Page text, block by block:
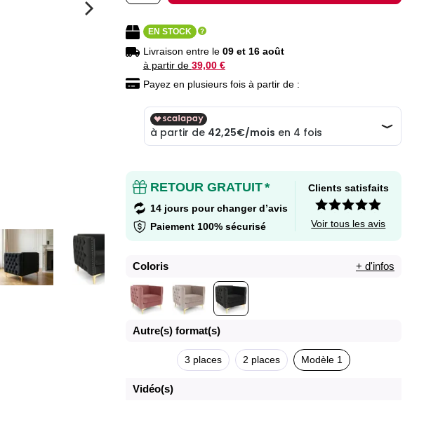
EN STOCK
Livraison entre le 09 et 16 août
à partir de 39,00 €
Payez en plusieurs fois à partir de :
RETOUR GRATUIT*
14 jours pour changer d’avis
Paiement 100% sécurisé
Clients satisfaits
Voir tous les avis
Coloris + d'infos
Autre(s) format(s)
3 places 2 places Modèle 1
Vidéo(s)